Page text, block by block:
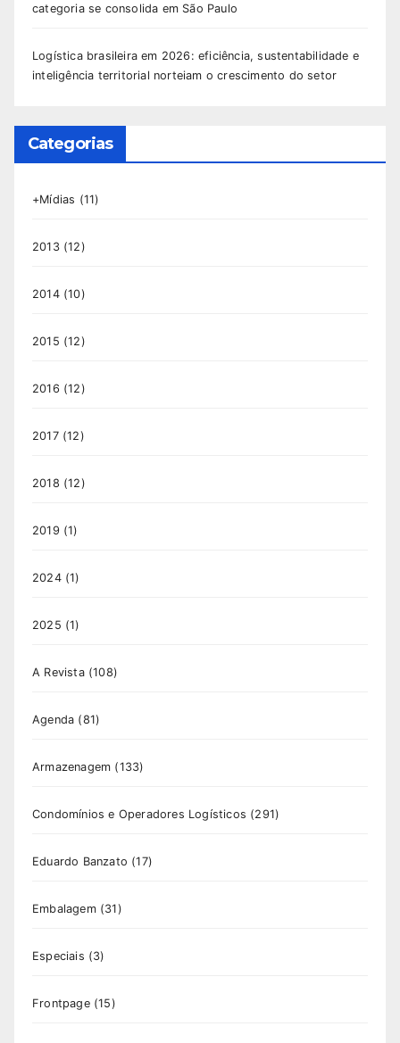
categoria se consolida em São Paulo
Logística brasileira em 2026: eficiência, sustentabilidade e
inteligência territorial norteiam o crescimento do setor
Categorias
+Mídias (11)
2013(12)
2014(10)
2015 (12)
2016 (12)
2017(12)
2018 (12)
2019 (1)
2024(1)
2025 (1)
A Revista(108)
Agenda (81)
Armazenagem (133)
Condomínios e Operadores Logísticos (291)
Eduardo Banzato (17)
Embalagem(31)
Especiais (3)
Frontpage(15)